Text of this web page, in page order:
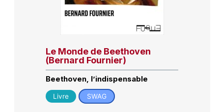
Le Monde de Beethoven
(Bernard Fournier)
Beethoven, l’indispensable
Livre SWAG